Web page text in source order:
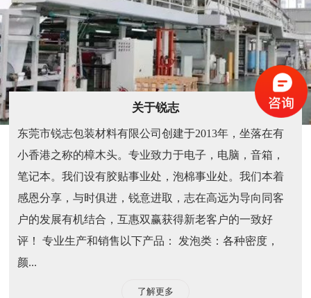
关于锐志
东莞市锐志包装材料有限公司创建于2013年，坐落在有
小香港之称的樟木头。专业致力于电子，电脑，音箱，
笔记本。我们设有胶贴事业处，泡棉事业处。我们本着
感恩分享，与时俱进，锐意进取，志在高远为导向同客
户的发展有机结合，互惠双赢获得新老客户的一致好
评！ 专业生产和销售以下产品： 发泡类：各种密度，
颜...
了解更多